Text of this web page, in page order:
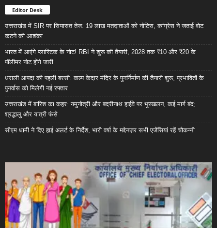
Editor Desk
उत्तराखंड में SIR पर सियासत तेज: 19 लाख मतदाताओं को नोटिस, कांग्रेस ने जताई वोट
कटने की आशंका
भारत में आएंगे प्लास्टिक के नोट! RBI ने शुरू की तैयारी, 2028 तक ₹10 और ₹20 के
पॉलीमर नोट होंगे जारी
धराली आपदा की पहली बरसी: कल्प केदार मंदिर के पुनर्निर्माण की तैयारी शुरू, प्रभावितों के
पुनर्वास को मिलेगी नई रफ्तार
उत्तराखंड में बारिश का कहर: यमुनोत्री और बदरीनाथ हाईवे पर भूस्खलन, कई मार्ग बंद;
श्रद्धालु और यात्री फंसे
सीएम धामी ने दिए हाई अलर्ट के निर्देश, भारी वर्षा के मद्देनज़र सभी एजेंसियां रहें चौकन्नी